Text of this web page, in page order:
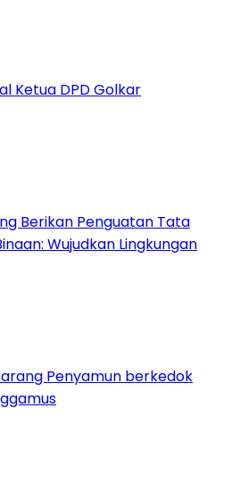
Ketua DPD Golkar
Berikan Penguatan Tata
Wujudkan Lingkungan
Penyamun berkedok